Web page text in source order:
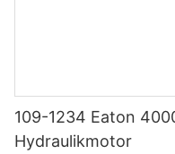
109-1234 Eaton
Hydraulikmotor